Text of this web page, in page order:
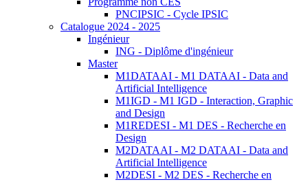
PNCIPSIC - Cycle IPSIC
Catalogue 2024 - 2025
Ingénieur
ING - Diplôme d'ingénieur
Master
M1DATAAI - M1 DATAAI - Data and
Artificial Intelligence
M1IGD - M1 IGD - Interaction, Graphic
and Design
M1REDESI - M1 DES - Recherche en
Design
M2DATAAI - M2 DATAAI - Data and
Artificial Intelligence
M2DESI - M2 DES - Recherche en